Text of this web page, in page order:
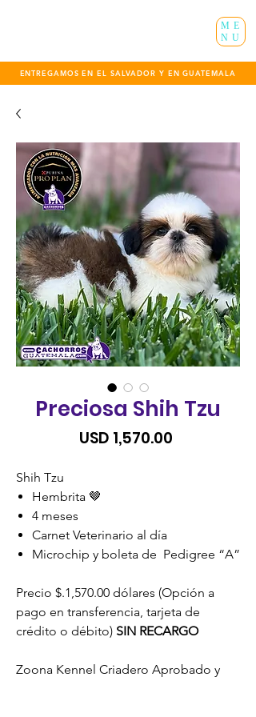
ENTREGAMOS EN EL SALVADOR Y EN GUATEMALA
ME
NU
Preciosa Shih Tzu
USD 1,570.00
Shih Tzu
Hembrita 🤎
4 meses
Carnet Veterinario al día
Microchip y boleta de Pedigree “A”
Precio $.1,570.00 dólares (Opción a
pago en transferencia, tarjeta de
crédito o débito) SIN RECARGO
Zoona Kennel Criadero Aprobado y